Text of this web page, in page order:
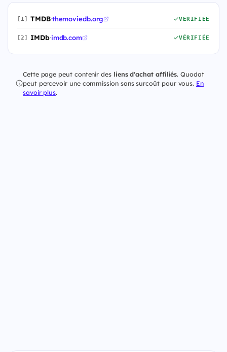
[1] TMDB·themoviedb.org VÉRIFIÉE
[2] IMDb·imdb.com VÉRIFIÉE
Cette page peut contenir des liens d'achat affiliés. Quodat
peut percevoir une commission sans surcoût pour vous. En
savoir plus.